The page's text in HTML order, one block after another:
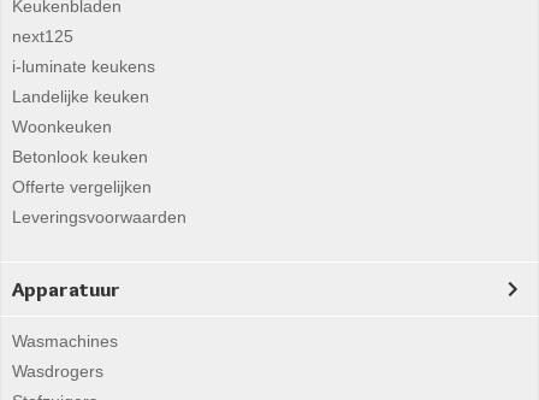
Keukenbladen
next125
i-luminate keukens
Landelijke keuken
Woonkeuken
Betonlook keuken
Offerte vergelijken
Leveringsvoorwaarden
Apparatuur
Wasmachines
Wasdrogers